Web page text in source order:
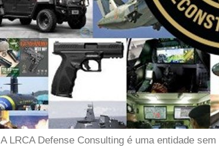
A LRCA Defense Consulting é uma entidade